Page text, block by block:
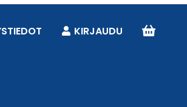
KIRJAUDU